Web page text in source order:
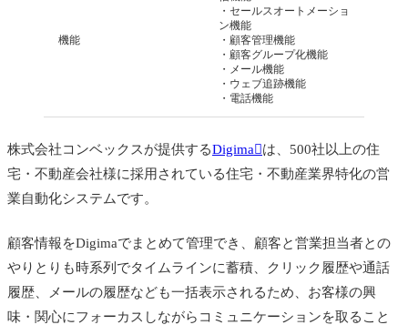
機能
・セールスオートメーショ
ン機能
・顧客管理機能
・顧客グループ化機能
・メール機能
・ウェブ追跡機能
・電話機能
株式会社コンベックスが提供するDigima
は、500社以上の住
宅・不動産会社様に採用されている住宅・不動産業界特化の営
業自動化システムです。
顧客情報をDigimaでまとめて管理でき、顧客と営業担当者との
やりとりも時系列でタイムラインに蓄積、クリック履歴や通話
履歴、メールの履歴なども一括表示されるため、お客様の興
味・関心にフォーカスしながらコミュニケーションを取ること